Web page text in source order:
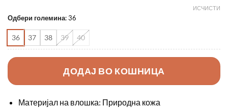
Одбери големина:36
36 37 38 39 40
ИСЧИСТИ
ДОДАЈ ВО КОШНИЦА
Материјал на влошка: Природна кожа